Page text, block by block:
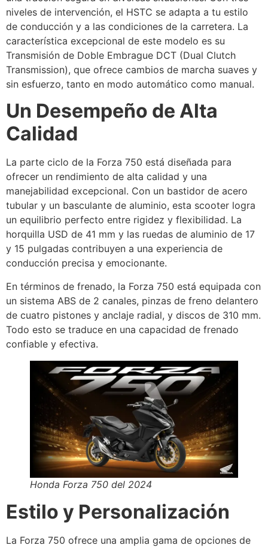
niveles de intervención, el HSTC se adapta a tu estilo
de conducción y a las condiciones de la carretera. La
característica excepcional de este modelo es su
Transmisión de Doble Embrague DCT (Dual Clutch
Transmission), que ofrece cambios de marcha suaves y
sin esfuerzo, tanto en modo automático como manual.
Un Desempeño de Alta
Calidad
La parte ciclo de la Forza 750 está diseñada para
ofrecer un rendimiento de alta calidad y una
manejabilidad excepcional. Con un bastidor de acero
tubular y un basculante de aluminio, esta scooter logra
un equilibrio perfecto entre rigidez y flexibilidad. La
horquilla USD de 41 mm y las ruedas de aluminio de 17
y 15 pulgadas contribuyen a una experiencia de
conducción precisa y emocionante.
En términos de frenado, la Forza 750 está equipada con
un sistema ABS de 2 canales, pinzas de freno delantero
de cuatro pistones y anclaje radial, y discos de 310 mm.
Todo esto se traduce en una capacidad de frenado
confiable y efectiva.
Honda Forza 750 del 2024
Estilo y Personalización
La Forza 750 ofrece una amplia gama de opciones de